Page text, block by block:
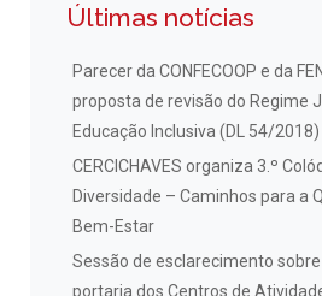
Últimas notícias
Parecer da CONFECOOP e da
proposta de revisão do Regime
Educação Inclusiva (DL 54/2018)
CERCICHAVES organiza 3.º
Diversidade – Caminhos para a
Bem-Estar
Sessão de esclarecimento
portaria dos Centros de